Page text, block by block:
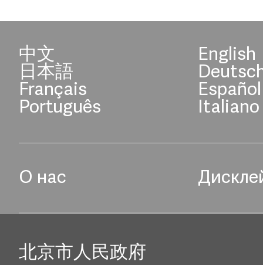
中文 English
日本語
Français Español
Português Italiano
О нас
北京市人民政府